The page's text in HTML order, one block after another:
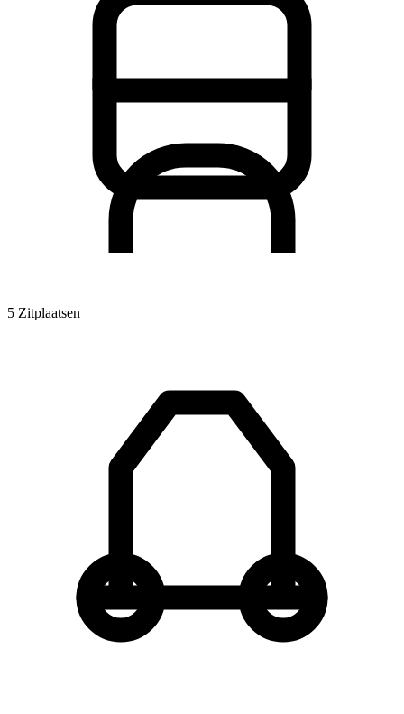
5 Zitplaatsen